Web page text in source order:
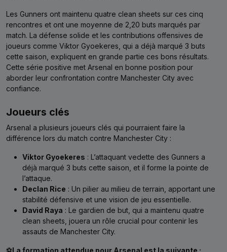
Les Gunners ont maintenu quatre clean sheets sur ces cinq
rencontres et ont une moyenne de 2,20 buts marqués par
match. La défense solide et les contributions offensives de
joueurs comme Viktor Gyoekeres, qui a déjà marqué 3 buts
cette saison, expliquent en grande partie ces bons résultats.
Cette série positive met Arsenal en bonne position pour
aborder leur confrontation contre Manchester City avec
confiance.
Joueurs clés
Arsenal a plusieurs joueurs clés qui pourraient faire la
différence lors du match contre Manchester City :
Viktor Gyoekeres : L’attaquant vedette des Gunners a
déjà marqué 3 buts cette saison, et il forme la pointe de
l’attaque.
Declan Rice : Un pilier au milieu de terrain, apportant une
stabilité défensive et une vision de jeu essentielle.
David Raya : Le gardien de but, qui a maintenu quatre
clean sheets, jouera un rôle crucial pour contenir les
assauts de Manchester City.
⚽La formation attendue pour Arsenal est la suivante :